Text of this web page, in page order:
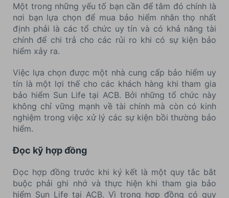
Một trong những yếu tố bạn cần để tâm đó chính là
nơi bạn lựa chọn để mua bảo hiểm nhân thọ nhất
định phải là các tổ chức uy tín và có khả năng tài
chính để chi trả cho các rủi ro khi có sự kiện bảo
hiểm xảy ra.
Việc lựa chọn được một nhà cung cấp bảo hiểm uy
tín là một lợi thế cho các khách hàng khi tham gia
bảo hiểm Sun Life tại ACB. Bởi những tổ chức này
không chỉ vững mạnh về tài chính mà còn có kinh
nghiệm trong việc xử lý các sự kiện bồi thường bảo
hiểm.
Đọc kỹ hợp đồng
Đọc hợp đồng trước khi ký kết là một quy tắc bắt
buộc phải ghi nhớ và thực hiện khi tham gia bảo
hiểm Sun Life tại ACB. Vì trong hợp đồng có quy